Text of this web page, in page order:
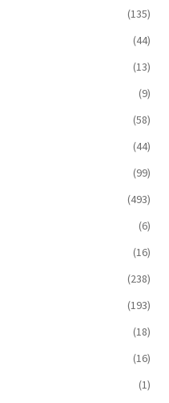
(135)
(44)
(13)
(9)
(58)
(44)
(99)
(493)
(6)
(16)
(238)
(193)
(18)
(16)
(1)